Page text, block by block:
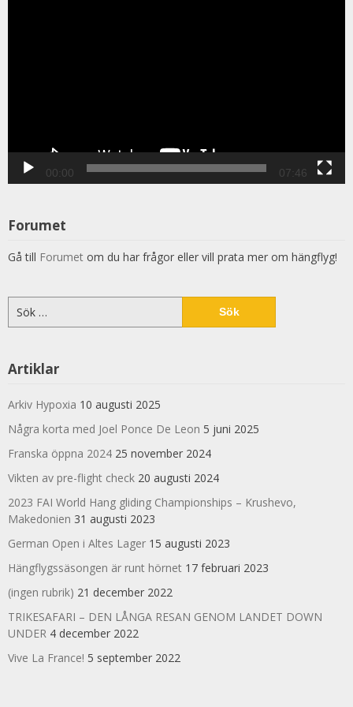
00:00 07:46
Forumet
Gå till Forumet om du har frågor eller vill prata mer om hängflyg!
efter:
Artiklar
Arkiv Hypoxia 10 augusti 2025
Några korta med Joel Ponce De Leon 5 juni 2025
Franska öppna 2024 25 november 2024
Vikten av pre-flight check 20 augusti 2024
2023 FAI World Hang gliding Championships – Krushevo,
Makedonien 31 augusti 2023
German Open i Altes Lager 15 augusti 2023
Hängflygssäsongen är runt hörnet 17 februari 2023
(ingen rubrik) 21 december 2022
TRIKESAFARI – DEN LÅNGA RESAN GENOM LANDET DOWN
UNDER 4 december 2022
Vive La France! 5 september 2022